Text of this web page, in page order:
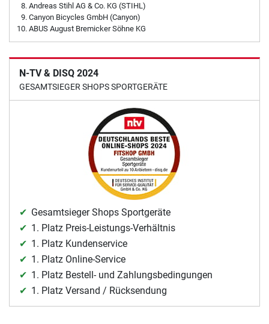
Andreas Stihl AG & Co. KG (STIHL)
Canyon Bicycles GmbH (Canyon)
ABUS August Bremicker Söhne KG
N-TV & DISQ 2024
GESAMTSIEGER SHOPS SPORTGERÄTE
Gesamtsieger Shops Sportgeräte
1. Platz Preis-Leistungs-Verhältnis
1. Platz Kundenservice
1. Platz Online-Service
1. Platz Bestell- und Zahlungsbedingungen
1. Platz Versand / Rücksendung